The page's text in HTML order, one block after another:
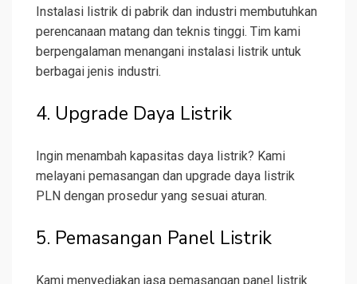
Instalasi listrik di pabrik dan industri membutuhkan
perencanaan matang dan teknis tinggi. Tim kami
berpengalaman menangani instalasi listrik untuk
berbagai jenis industri.
4. Upgrade Daya Listrik
Ingin menambah kapasitas daya listrik? Kami
melayani pemasangan dan upgrade daya listrik
PLN dengan prosedur yang sesuai aturan.
5. Pemasangan Panel Listrik
Kami menyediakan jasa pemasangan panel listrik